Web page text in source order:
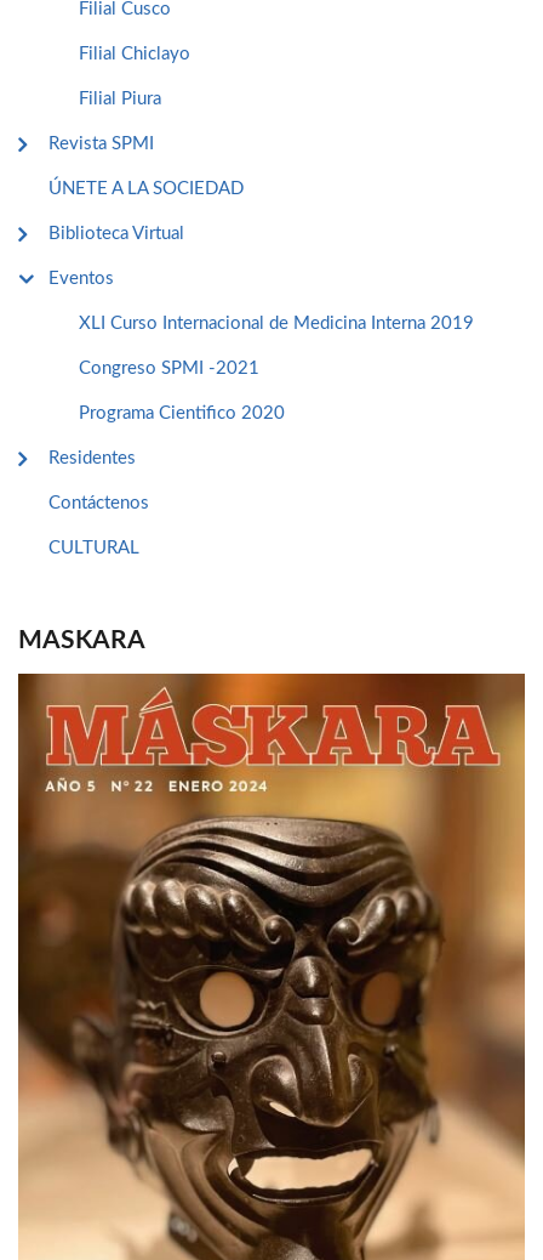
Filial Cusco
Filial Chiclayo
Filial Piura
Revista SPMI
ÚNETE A LA SOCIEDAD
Biblioteca Virtual
Eventos
XLI Curso Internacional de Medicina Interna 2019
Congreso SPMI -2021
Programa Cientifico 2020
Residentes
Contáctenos
CULTURAL
MASKARA